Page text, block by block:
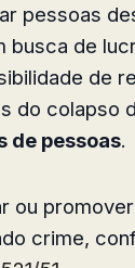
pessoas
busca de
de
do colapso
de pessoas.
ou
crime,